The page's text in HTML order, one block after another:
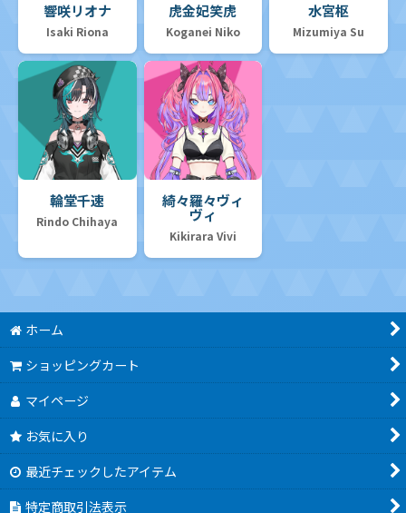
響咲リオナ
Isaki Riona
虎金妃笑虎
Koganei Niko
水宮枢
Mizumiya Su
輪堂千速
Rindo Chihaya
綺々羅々ヴィ
ヴィ
Kikirara Vivi
ホーム
ショッピングカート
マイページ
お気に入り
最近チェックしたアイテム
特定商取引法表示